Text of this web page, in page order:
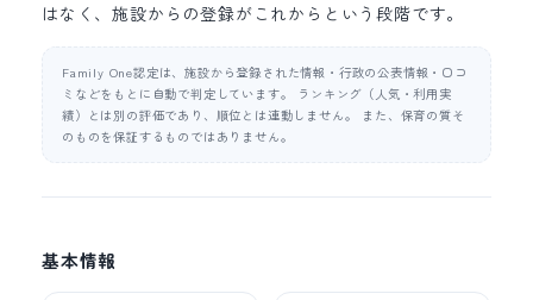
はなく、施設からの登録がこれからという段階です。
Family One認定は、施設から登録された情報・行政の公表情報・口コ
ミなどをもとに自動で判定しています。 ランキング（人気・利用実
績）とは別の評価であり、順位とは連動しません。 また、保育の質そ
のものを保証するものではありません。
基本情報